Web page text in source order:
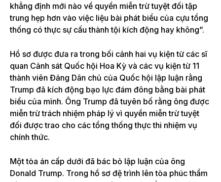
khẳng định mới nào về quyền miễn trừ tuyệt đối tập
trung hẹp hơn vào việc liệu bài phát biểu của cựu tổng
thống có thực sự cấu thành tội kích động hay không”.
Hồ sơ được đưa ra trong bối cảnh hai vụ kiện từ các sĩ
quan Cảnh sát Quốc hội Hoa Kỳ và các vụ kiện từ 11
thành viên Đảng Dân chủ của Quốc hội lập luận rằng
Trump đã kích động bạo lực đám đông bằng bài phát
biểu của mình. Ông Trump đã tuyên bố rằng ông được
miễn trừ trách nhiệm pháp lý vì quyền miễn trừ tuyệt
đối được trao cho các tổng thống thực thi nhiệm vụ
chính thức.
Một tòa án cấp dưới đã bác bỏ lập luận của ông
Donald Trump. Trong hồ sơ đệ trình lên tòa phúc thẩm